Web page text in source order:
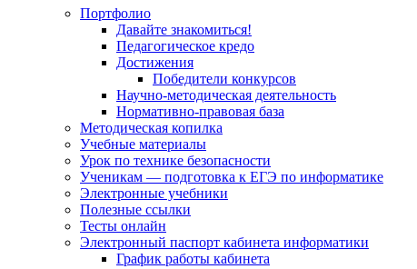
Портфолио
Давайте знакомиться!
Педагогическое кредо
Достижения
Победители конкурсов
Научно-методическая деятельность
Нормативно-правовая база
Методическая копилка
Учебные материалы
Урок по технике безопасности
Ученикам — подготовка к ЕГЭ по информатике
Электронные учебники
Полезные ссылки
Тесты онлайн
Электронный паспорт кабинета информатики
График работы кабинета